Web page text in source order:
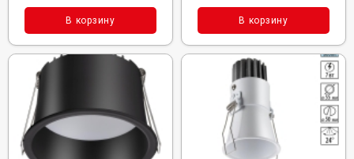
В корзину В корзину